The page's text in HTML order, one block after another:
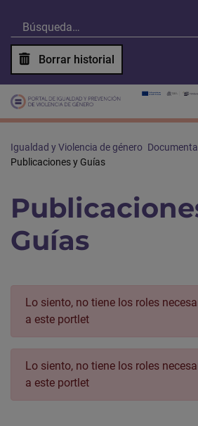
Borrar historial
Igualdad y Violencia de género
Publicaciones y Guías
Guías
Lo siento, no tiene los roles
a este portlet
Lo siento, no tiene los roles
a este portlet